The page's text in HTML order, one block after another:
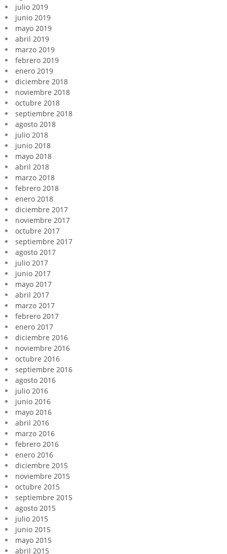
julio 2019
junio 2019
mayo 2019
abril 2019
marzo 2019
febrero 2019
enero 2019
diciembre 2018
noviembre 2018
octubre 2018
septiembre 2018
agosto 2018
julio 2018
junio 2018
mayo 2018
abril 2018
marzo 2018
febrero 2018
enero 2018
diciembre 2017
noviembre 2017
octubre 2017
septiembre 2017
agosto 2017
julio 2017
junio 2017
mayo 2017
abril 2017
marzo 2017
febrero 2017
enero 2017
diciembre 2016
noviembre 2016
octubre 2016
septiembre 2016
agosto 2016
julio 2016
junio 2016
mayo 2016
abril 2016
marzo 2016
febrero 2016
enero 2016
diciembre 2015
noviembre 2015
octubre 2015
septiembre 2015
agosto 2015
julio 2015
junio 2015
mayo 2015
abril 2015